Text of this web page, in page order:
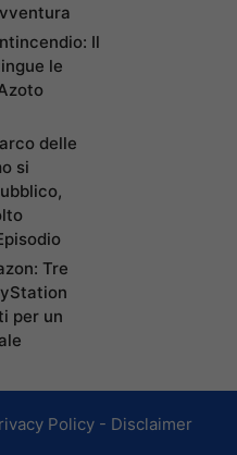
Il
le
delle
si
Tre
per un
Policy - Disclaimer